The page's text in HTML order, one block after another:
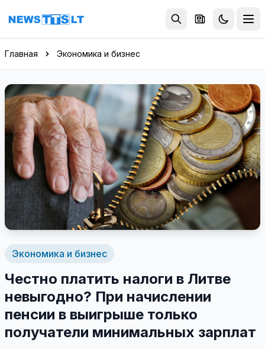
Перейти к содержимому
Главная Экономика и бизнес
Экономика и бизнес
Честно платить налоги в Литве
невыгодно? При начислении
пенсии в выигрыше только
получатели минимальных зарплат